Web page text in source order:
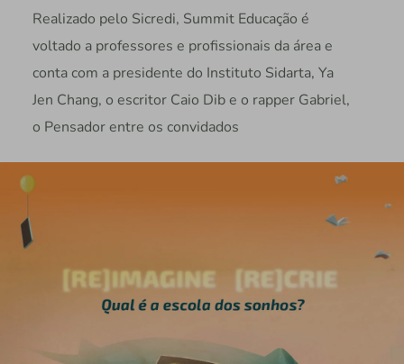
Realizado pelo Sicredi, Summit Educação é
voltado a professores e profissionais da área e
conta com a presidente do Instituto Sidarta, Ya
Jen Chang, o escritor Caio Dib e o rapper Gabriel,
o Pensador entre os convidados